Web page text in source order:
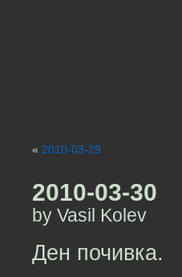
« 2010-03-29
2010-03-30
by Vasil Kolev
Ден почивка.